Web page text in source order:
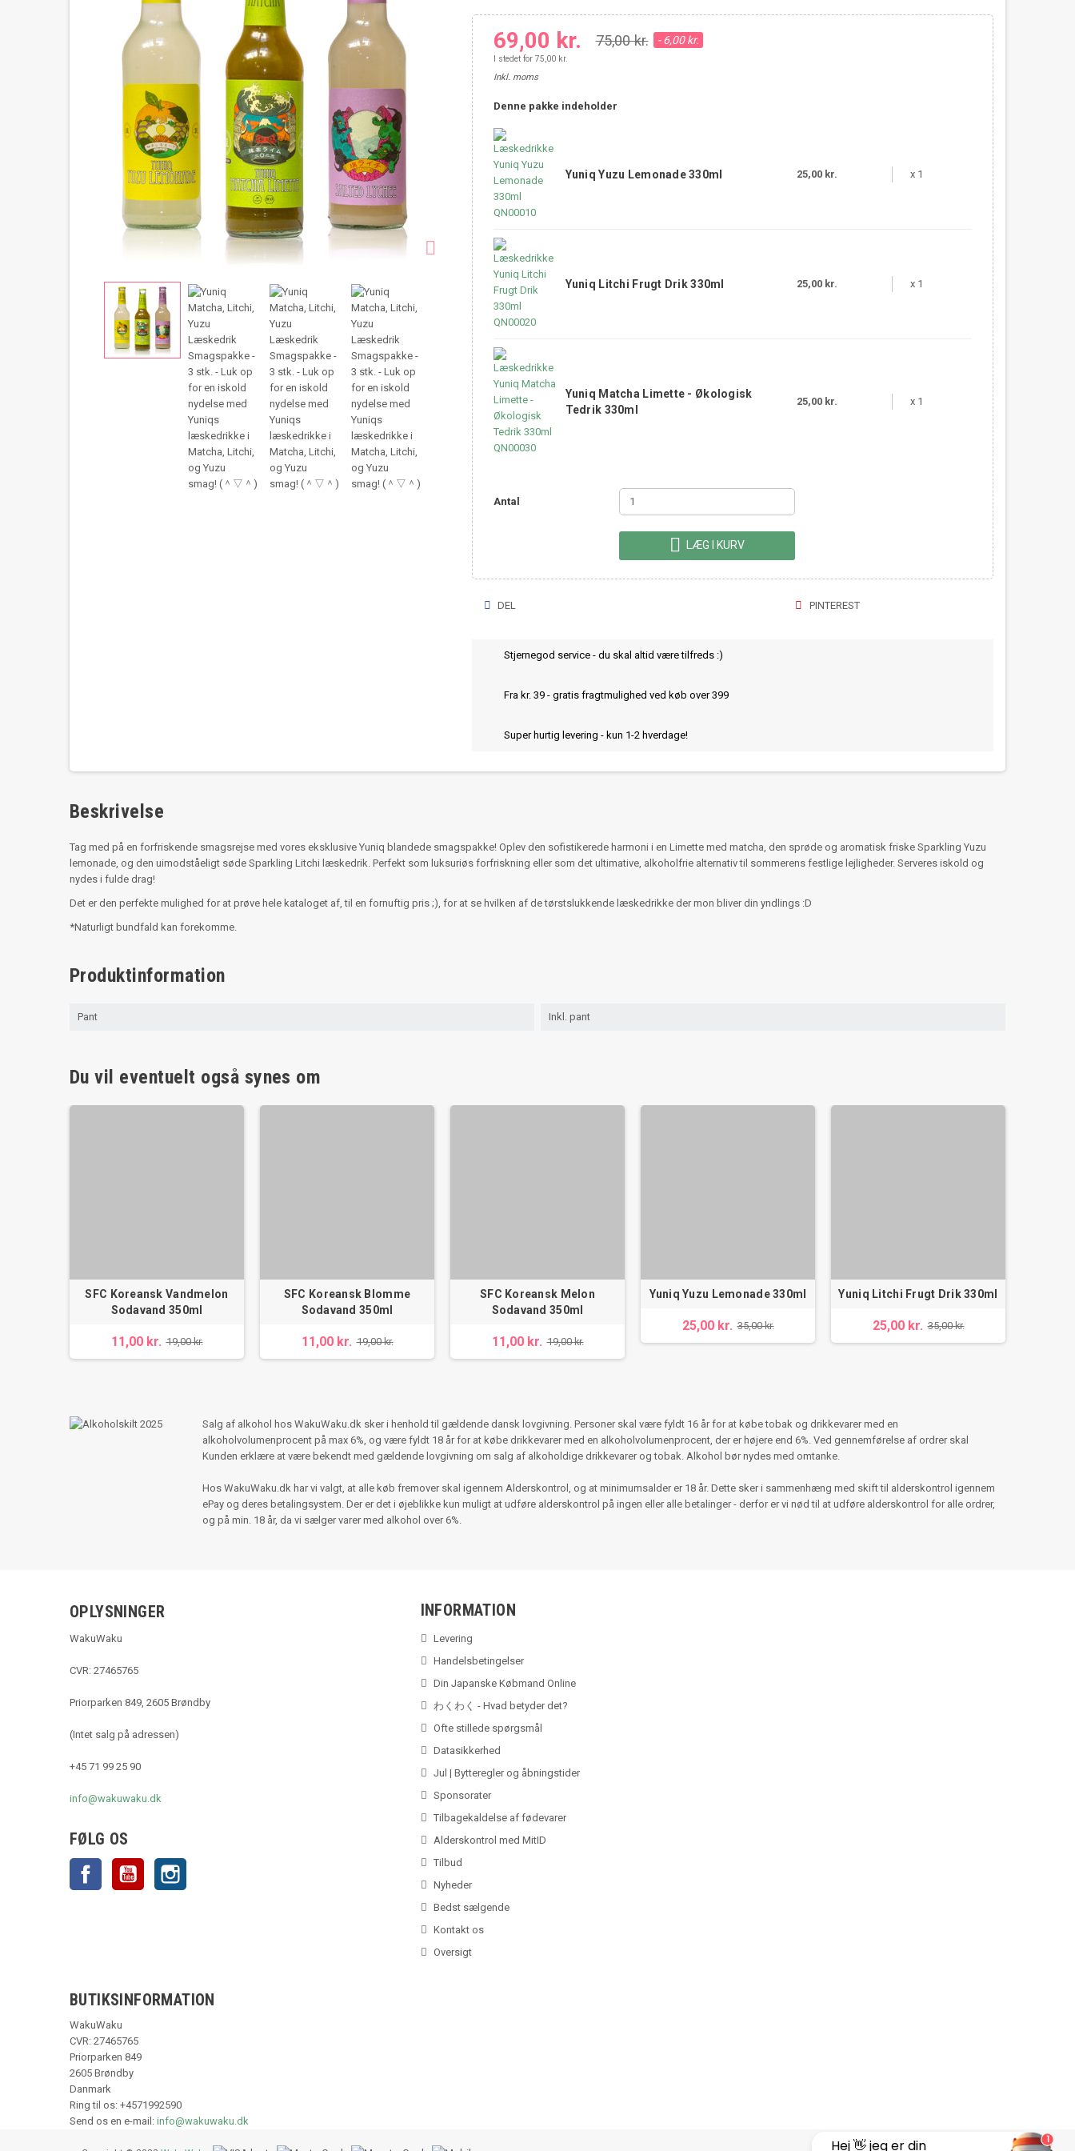

69,00 kr. 75,00 kr. - 6,00 kr.
I stedet for 75,00 kr.
Inkl. moms
Denne pakke indeholder
Yuniq Yuzu Lemonade 330ml 25,00 kr. x 1
Yuniq Litchi Frugt Drik 330ml 25,00 kr. x 1
Yuniq Matcha Limette - Økologisk
Tedrik 330ml
25,00 kr. x 1
Antal
 LÆG I KURV
DEL PINTEREST
Stjernegod service - du skal altid være tilfreds :)
Fra kr. 39 - gratis fragtmulighed ved køb over 399
Super hurtig levering - kun 1-2 hverdage!
Beskrivelse
Tag med på en forfriskende smagsrejse med vores eksklusive Yuniq blandede smagspakke! Oplev den sofistikerede harmoni i en Limette med matcha, den sprøde og aromatisk friske Sparkling Yuzu
lemonade, og den uimodståeligt søde Sparkling Litchi læskedrik. Perfekt som luksuriøs forfriskning eller som det ultimative, alkoholfrie alternativ til sommerens festlige lejligheder. Serveres iskold og
nydes i fulde drag!
Det er den perfekte mulighed for at prøve hele kataloget af, til en fornuftig pris ;), for at se hvilken af de tørstslukkende læskedrikke der mon bliver din yndlings :D
*Naturligt bundfald kan forekomme.
Produktinformation
Pant Inkl. pant
Du vil eventuelt også synes om
SFC Koreansk Vandmelon
Sodavand 350ml
11,00 kr. 19,00 kr.
SFC Koreansk Blomme
Sodavand 350ml
11,00 kr. 19,00 kr.
SFC Koreansk Melon
Sodavand 350ml
11,00 kr. 19,00 kr.
Yuniq Yuzu Lemonade 330ml
25,00 kr. 35,00 kr.
Yuniq Litchi Frugt Drik 330ml
25,00 kr. 35,00 kr.
Salg af alkohol hos WakuWaku.dk sker i henhold til gældende dansk lovgivning. Personer skal være fyldt 16 år for at købe tobak og drikkevarer med en
alkoholvolumenprocent på max 6%, og være fyldt 18 år for at købe drikkevarer med en alkoholvolumenprocent, der er højere end 6%. Ved gennemførelse af ordrer skal
Kunden erklære at være bekendt med gældende lovgivning om salg af alkoholdige drikkevarer og tobak. Alkohol bør nydes med omtanke.
Hos WakuWaku.dk har vi valgt, at alle køb fremover skal igennem Alderskontrol, og at minimumsalder er 18 år. Dette sker i sammenhæng med skift til alderskontrol igennem
ePay og deres betalingsystem. Der er det i øjeblikke kun muligt at udføre alderskontrol på ingen eller alle betalinger - derfor er vi nød til at udføre alderskontrol for alle ordrer,
og på min. 18 år, da vi sælger varer med alkohol over 6%.
OPLYSNINGER
WakuWaku
CVR: 27465765
Priorparken 849, 2605 Brøndby
(Intet salg på adressen)
+45 71 99 25 90
info@wakuwaku.dk
FØLG OS
Facebook YouTube
INFORMATION
Levering
Handelsbetingelser
Din Japanske Købmand Online
わくわく - Hvad betyder det?
Ofte stillede spørgsmål
Datasikkerhed
Jul | Bytteregler og åbningstider
Sponsorater
Tilbagekaldelse af fødevarer
Alderskontrol med MitID
Tilbud
Nyheder
Bedst sælgende
Kontakt os
Oversigt
BUTIKSINFORMATION
WakuWaku
CVR: 27465765
Priorparken 849
2605 Brøndby
Danmark
Ring til os: +4571992590
Send os en e-mail: info@wakuwaku.dk
Hej 👋 jeg er din 1